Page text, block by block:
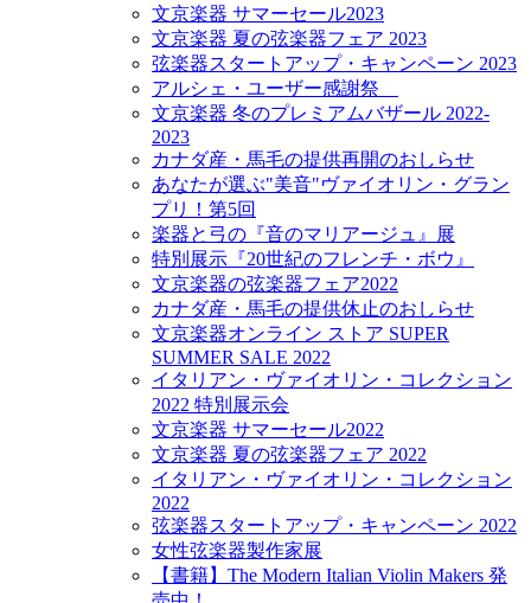
文京楽器 サマーセール2023
文京楽器 夏の弦楽器フェア 2023
弦楽器スタートアップ・キャンペーン 2023
アルシェ・ユーザー感謝祭
文京楽器 冬のプレミアムバザール 2022-
2023
カナダ産・馬毛の提供再開のおしらせ
あなたが選ぶ"美音"ヴァイオリン・グラン
プリ！第5回
楽器と弓の『音のマリアージュ』展
特別展示『20世紀のフレンチ・ボウ』
文京楽器の弦楽器フェア2022
カナダ産・馬毛の提供休止のおしらせ
文京楽器オンライン ストア SUPER
SUMMER SALE 2022
イタリアン・ヴァイオリン・コレクション
2022 特別展示会
文京楽器 サマーセール2022
文京楽器 夏の弦楽器フェア 2022
イタリアン・ヴァイオリン・コレクション
2022
弦楽器スタートアップ・キャンペーン 2022
女性弦楽器製作家展
【書籍】The Modern Italian Violin Makers 発